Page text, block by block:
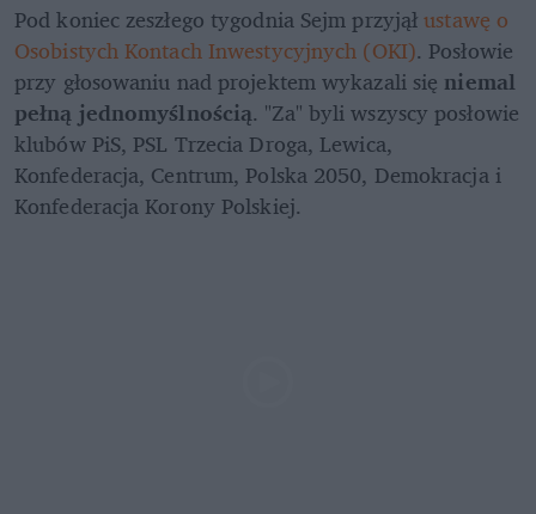
Pod koniec zeszłego tygodnia Sejm przyjął ustawę o
Osobistych Kontach Inwestycyjnych (OKI). Posłowie
przy głosowaniu nad projektem wykazali się niemal
pełną jednomyślnością. "Za" byli wszyscy posłowie
klubów PiS, PSL Trzecia Droga, Lewica,
Konfederacja, Centrum, Polska 2050, Demokracja i
Konfederacja Korony Polskiej.